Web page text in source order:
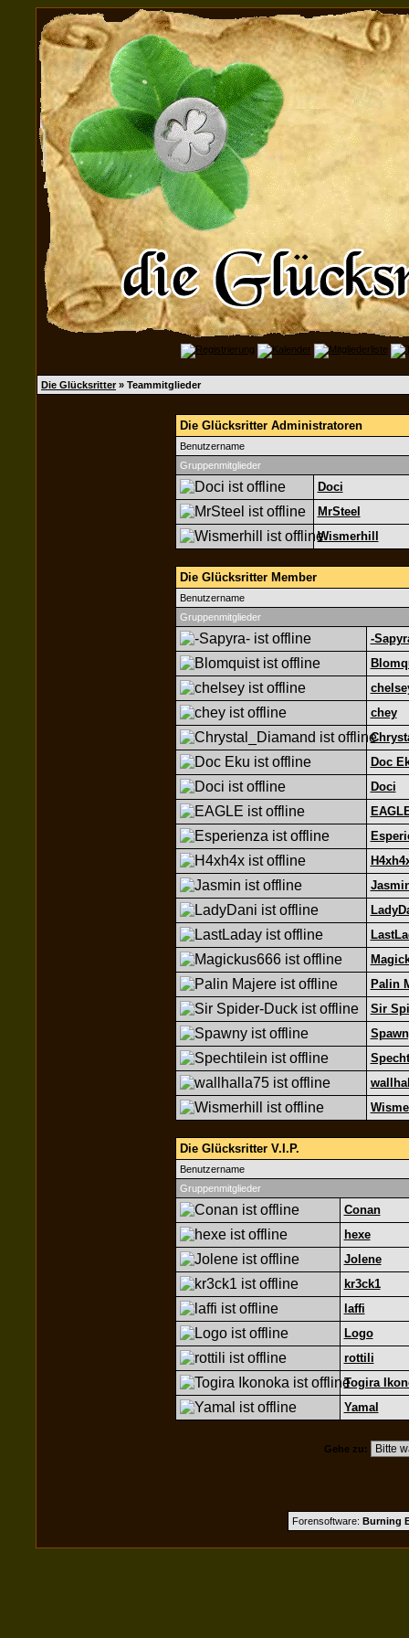
Die Glücksritter » Teammitglieder
Die Glücksritter Administratoren
Benutzername
Gruppenmitglieder
Doci
MrSteel
Wismerhill
Die Glücksritter Member
Benutzername
Gruppenmitglieder
-
chey
Doc
Doci
Palin
Sir
Die Glücksritter V.I.P.
Benutzername
Gruppenmitglieder
Conan
hexe
Jolene
kr3ck1
laffi
Logo
rottili
Togira
Yamal
Gehe zu:
Forensoftware: Burning